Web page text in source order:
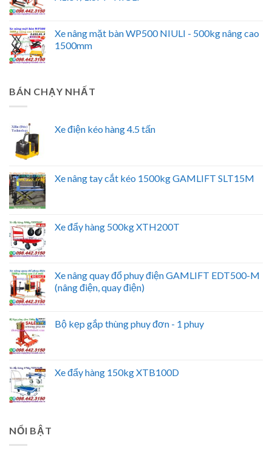
Xe nâng mặt bàn WP500 NIULI - 500kg nâng cao
1500mm
BÁN CHẠY NHẤT
Xe điện kéo hàng 4.5 tấn
Xe nâng tay cắt kéo 1500kg GAMLIFT SLT15M
Xe đẩy hàng 500kg XTH200T
Xe nâng quay đổ phuy điện GAMLIFT EDT500-M
(nâng điện, quay điện)
Bộ kẹp gắp thùng phuy đơn - 1 phuy
Xe đẩy hàng 150kg XTB100D
NỔI BẬT